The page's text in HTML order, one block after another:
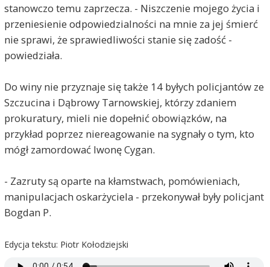
stanowczo temu zaprzecza. - Niszczenie mojego życia i
przeniesienie odpowiedzialności na mnie za jej śmierć
nie sprawi, że sprawiedliwości stanie się zadość -
powiedziała.
Do winy nie przyznaje się także 14 byłych policjantów ze
Szczucina i Dąbrowy Tarnowskiej, którzy zdaniem
prokuratury, mieli nie dopełnić obowiązków, na
przykład poprzez niereagowanie na sygnały o tym, kto
mógł zamordować Iwonę Cygan.
- Zazruty są oparte na kłamstwach, pomówieniach,
manipulacjach oskarżyciela - przekonywał były policjant
Bogdan P.
Edycja tekstu: Piotr Kołodziejski